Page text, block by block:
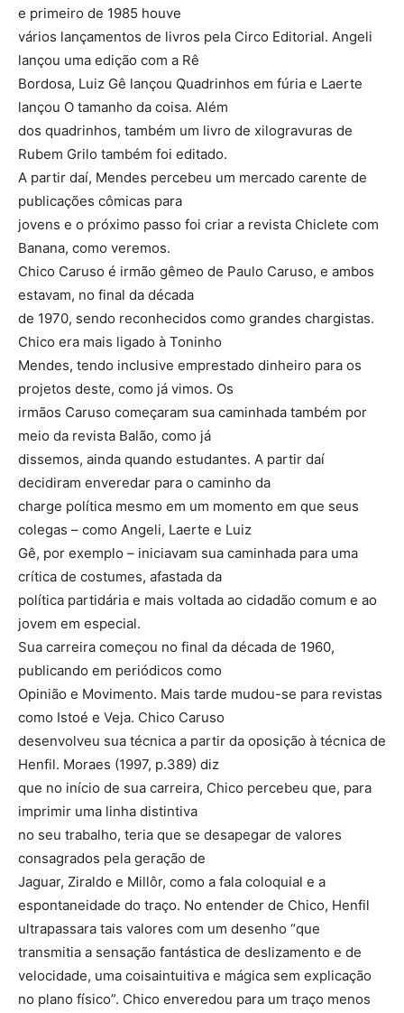
e primeiro de 1985 houve
vários lançamentos de livros pela Circo Editorial. Angeli
lançou uma edição com a Rê
Bordosa, Luiz Gê lançou Quadrinhos em fúria e Laerte
lançou O tamanho da coisa. Além
dos quadrinhos, também um livro de xilogravuras de
Rubem Grilo também foi editado.
A partir daí, Mendes percebeu um mercado carente de
publicações cômicas para
jovens e o próximo passo foi criar a revista Chiclete com
Banana, como veremos.
Chico Caruso é irmão gêmeo de Paulo Caruso, e ambos
estavam, no final da década
de 1970, sendo reconhecidos como grandes chargistas.
Chico era mais ligado à Toninho
Mendes, tendo inclusive emprestado dinheiro para os
projetos deste, como já vimos. Os
irmãos Caruso começaram sua caminhada também por
meio da revista Balão, como já
dissemos, ainda quando estudantes. A partir daí
decidiram enveredar para o caminho da
charge política mesmo em um momento em que seus
colegas – como Angeli, Laerte e Luiz
Gê, por exemplo – iniciavam sua caminhada para uma
crítica de costumes, afastada da
política partidária e mais voltada ao cidadão comum e ao
jovem em especial.
Sua carreira começou no final da década de 1960,
publicando em periódicos como
Opinião e Movimento. Mais tarde mudou-se para revistas
como Istoé e Veja. Chico Caruso
desenvolveu sua técnica a partir da oposição à técnica de
Henfil. Moraes (1997, p.389) diz
que no início de sua carreira, Chico percebeu que, para
imprimir uma linha distintiva
no seu trabalho, teria que se desapegar de valores
consagrados pela geração de
Jaguar, Ziraldo e Millôr, como a fala coloquial e a
espontaneidade do traço. No entender de Chico, Henfil
ultrapassara tais valores com um desenho “que
transmitia a sensação fantástica de deslizamento e de
velocidade, uma coisaintuitiva e mágica sem explicação
no plano físico”. Chico enveredou para um traço menos